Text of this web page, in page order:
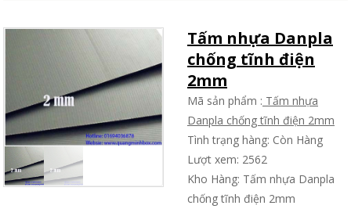
Tấm nhựa Danpla
chống tĩnh điện
2mm
Mã sản phẩm : Tấm nhựa
Danpla chống tĩnh điện 2mm
Tình trạng hàng: Còn Hàng
Lượt xem: 2562
Kho Hàng: Tấm nhựa Danpla
chống tĩnh điện 2mm